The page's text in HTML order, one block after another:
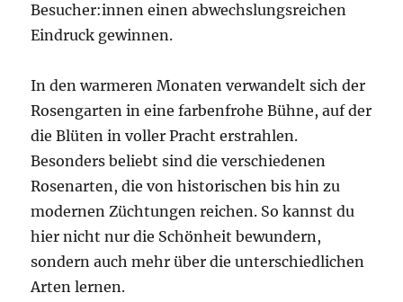
Besucher:innen einen abwechslungsreichen
Eindruck gewinnen.
In den warmeren Monaten verwandelt sich der
Rosengarten in eine farbenfrohe Bühne, auf der
die Blüten in voller Pracht erstrahlen.
Besonders beliebt sind die verschiedenen
Rosenarten, die von historischen bis hin zu
modernen Züchtungen reichen. So kannst du
hier nicht nur die Schönheit bewundern,
sondern auch mehr über die unterschiedlichen
Arten lernen.